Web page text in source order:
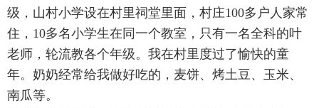
级，山村小学设在村里祠堂里面，村庄100多户人家常
住，10多名小学生在同一个教室，只有一名全科的叶
老师，轮流教各个年级。我在村里度过了愉快的童
年。奶奶经常给我做好吃的，麦饼、烤土豆、玉米、
南瓜等。